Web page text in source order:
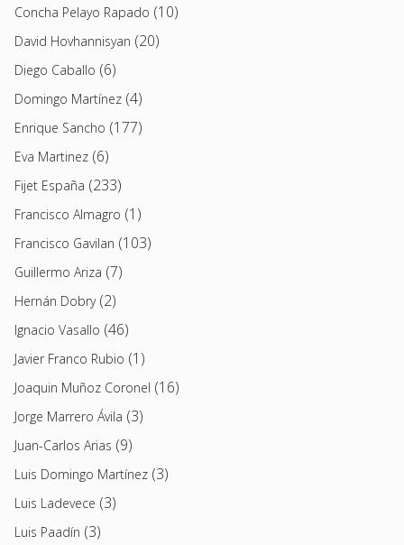
Concha Pelayo Rapado (10)
David Hovhannisyan (20)
Diego Caballo (6)
Domingo Martínez (4)
Enrique Sancho (177)
Eva Martinez (6)
Fijet España (233)
Francisco Almagro (1)
Francisco Gavilan (103)
Guillermo Ariza (7)
Hernán Dobry(2)
Ignacio Vasallo (46)
Javier Franco Rubio (1)
Joaquin Muñoz Coronel (16)
Jorge Marrero Ávila (3)
Juan-Carlos Arias (9)
Luis Domingo Martínez (3)
Luis Ladevece (3)
Luis Paadín (3)